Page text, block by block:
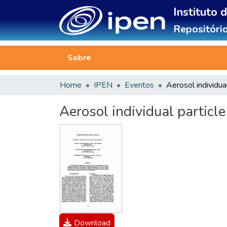
Instituto
Sobre
Home IPEN Eventos
Aerosol individual
Download